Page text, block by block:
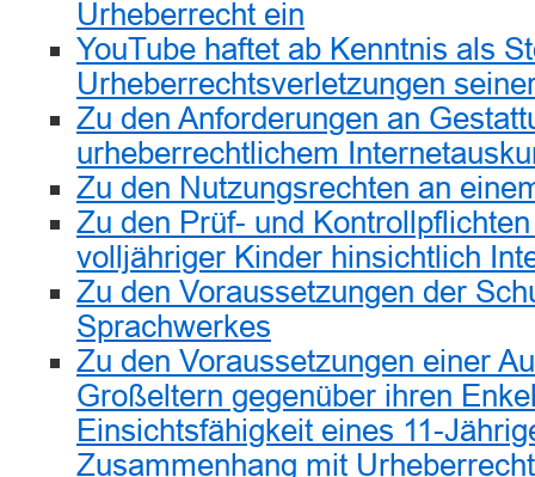
Urheberrecht ein
YouTube haftet ab Kenntnis als
Urheberrechtsverletzungen
Zu den Anforderungen an
urheberrechtlichem
Zu den Nutzungsrechten an
Zu den Prüf- und
volljähriger Kinder hinsichtlich
Zu den Voraussetzungen der
Sprachwerkes
Zu den Voraussetzungen einer
Großeltern gegenüber ihren
Einsichtsfähigkeit eines 11-
Zusammenhang mit